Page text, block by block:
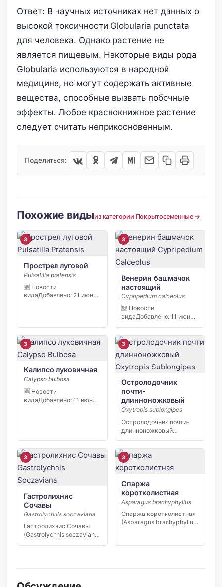
Ответ: В научных источниках нет данных о
высокой токсичности Globularia punctata
для человека. Однако растение не
является пищевым. Некоторые виды рода
Globularia используются в народной
медицине, но могут содержать активные
вещества, способные вызвать побочные
эффекты. Любое краснокнижное растение
следует считать неприкосновенным.
Поделиться:
Похожие видыиз категории Покрытосеменные →
3
Прострел луговой
Pulsatilla pratensis
🆕 Новости
видаДобавлено: 21 июня
3
Венерин башмачок
настоящий
Cypripedium calceolus
🆕 Новости
видаДобавлено: 11 июня
«Кивач» в […]
3
Калипсо луковичная
Calypso bulbosa
🆕 Новости
видаДобавлено: 11 июня
3
Остролодочник
почти-
длинноножковый
Oxytropis sublongipes
Остролодочник почти-
длинноножковый
узколокальный эндемик
Якутии,…
3
Гастролихнис
Сочавы
Gastrolychnis soczaviana
Гастролихнис Сочавы
(Gastrolychnis soczaviana)
3
Спаржа
коротколистная
Asparagus brachyphyllus
Спаржа коротколистная
(Asparagus brachyphyllus)